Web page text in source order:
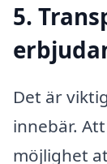
5.
Det är
innebär.
möjlighet